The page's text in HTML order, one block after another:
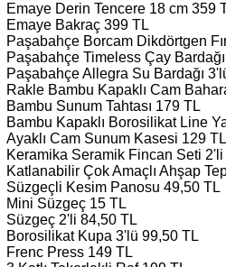
Emaye Derin Tencere 18 cm 359
Emaye Bakraç 399 TL
Paşabahçe Borcam Dikdörtgen
Paşabahçe Timeless Çay
Paşabahçe Allegra Su Bardağı
Rakle Bambu Kapaklı Cam
Bambu Sunum Tahtası 179 TL
Bambu Kapaklı Borosilikat Line
Ayaklı Cam Sunum Kasesi 129 TL
Keramika Seramik Fincan Seti
Katlanabilir Çok Amaçlı Ahşap
Süzgeçli Kesim Panosu 49,50 TL
Mini Süzgeç 15 TL
Süzgeç 2'li 84,50 TL
Borosilikat Kupa 3'lü 99,50 TL
Frenc Press 149 TL